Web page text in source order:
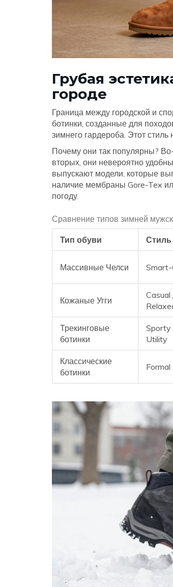
Грубая
городе
Граница между городской и
ботинки, созданные для
зимнего гардероба. Этот
Почему они так популярны?
вторых, они невероятно
выпускают модели, которые
наличие мембраны Gore-Tex
погоду.
Сравнение типов зимней
Тип обуви Стиль
Массивные Челси Smart-
Кожаные Угги
Casual
Трекинговые
ботинки
Sporty
Utility
Классические
ботинки
Formal